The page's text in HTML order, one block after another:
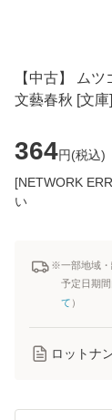
【中古】 ム
文藝春秋 [文庫
364円(税込)
[NETWORK
い
※一部地域・
予定日期
て ）
ロットナ